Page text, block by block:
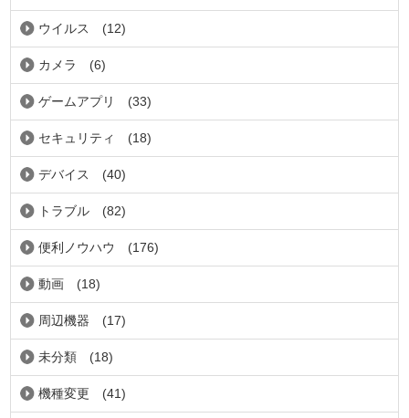
ウイルス (12)
カメラ (6)
ゲームアプリ (33)
セキュリティ (18)
デバイス (40)
トラブル (82)
便利ノウハウ (176)
動画 (18)
周辺機器 (17)
未分類 (18)
機種変更 (41)